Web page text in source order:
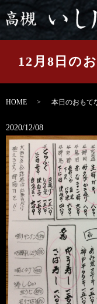
12月8日の
HOME 本日のおもて
2020/12/08